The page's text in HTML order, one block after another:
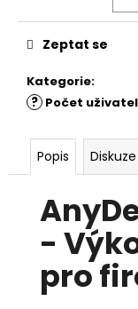
Kategorie:
? Počet
Zeptat se
Popis Diskuze
-
pro
u
e
m
e
TEAMVIEWER
REMOTE
ACCESS
ROK
ZAŘÍZENÍ